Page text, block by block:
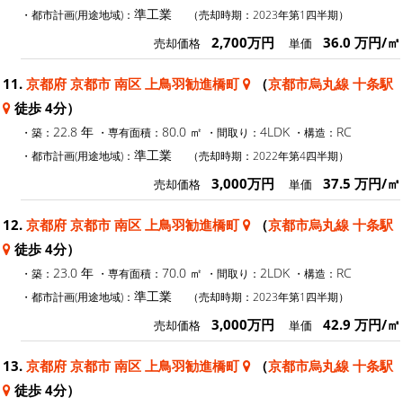
・都市計画(用途地域)： 準工業 （売却時期：2023年第1四半期）
売却価格 2,700万円 単価 36.0 万円/㎡
11. 京都府 京都市 南区 上鳥羽勧進橋町 （京都市烏丸線 十条駅
徒歩 4分）
・築： 22.8 年 ・専有面積： 80.0 ㎡ ・間取り： 4LDK ・構造： RC
・都市計画(用途地域)： 準工業 （売却時期：2022年第4四半期）
売却価格 3,000万円 単価 37.5 万円/㎡
12. 京都府 京都市 南区 上鳥羽勧進橋町 （京都市烏丸線 十条駅
徒歩 4分）
・築： 23.0 年 ・専有面積： 70.0 ㎡ ・間取り： 2LDK ・構造： RC
・都市計画(用途地域)： 準工業 （売却時期：2023年第1四半期）
売却価格 3,000万円 単価 42.9 万円/㎡
13. 京都府 京都市 南区 上鳥羽勧進橋町 （京都市烏丸線 十条駅
徒歩 4分）